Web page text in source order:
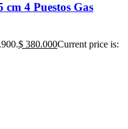
4 Puestos Gas
$ 380.000Current price is: